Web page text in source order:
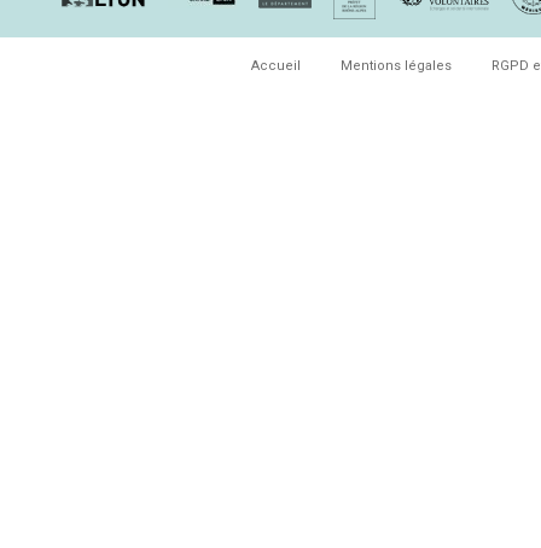
Accueil Mentions légales RGPD